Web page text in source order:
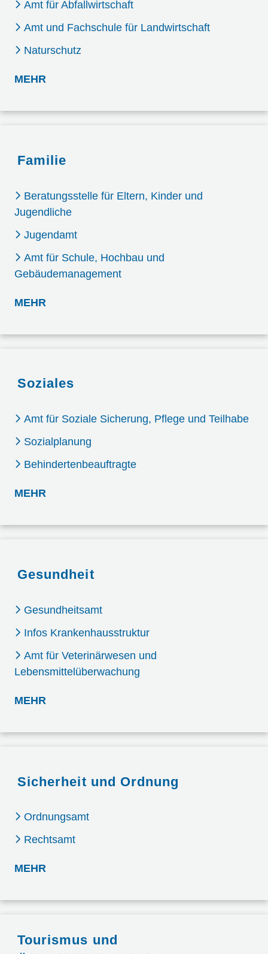
Amt für Abfallwirtschaft
Amt und Fachschule für Landwirtschaft
Naturschutz
MEHR
Familie
Beratungsstelle für Eltern, Kinder und
Jugendliche
Jugendamt
Amt für Schule, Hochbau und
Gebäudemanagement
MEHR
Soziales
Amt für Soziale Sicherung, Pflege und Teilhabe
Sozialplanung
Behindertenbeauftragte
MEHR
Gesundheit
Gesundheitsamt
Infos Krankenhausstruktur
Amt für Veterinärwesen und
Lebensmittelüberwachung
MEHR
Sicherheit und Ordnung
Ordnungsamt
Rechtsamt
MEHR
Tourismus und